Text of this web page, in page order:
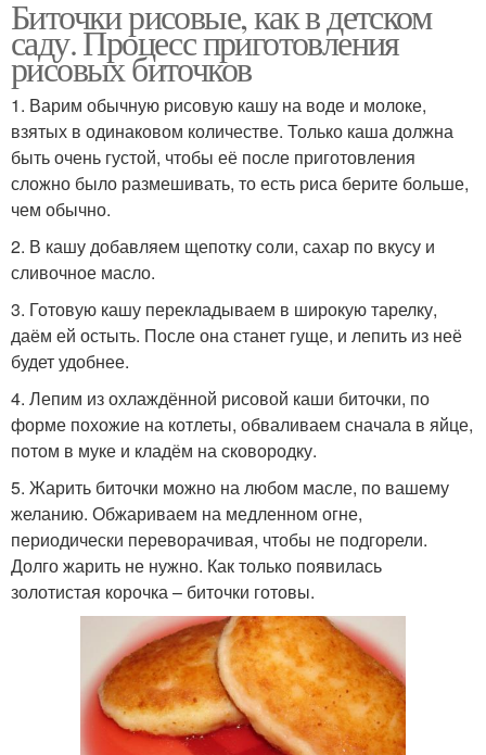
Биточки рисовые, как в детском
саду. Процесс приготовления
рисовых биточков
1. Варим обычную рисовую кашу на воде и молоке,
взятых в одинаковом количестве. Только каша должна
быть очень густой, чтобы её после приготовления
сложно было размешивать, то есть риса берите больше,
чем обычно.
2. В кашу добавляем щепотку соли, сахар по вкусу и
сливочное масло.
3. Готовую кашу перекладываем в широкую тарелку,
даём ей остыть. После она станет гуще, и лепить из неё
будет удобнее.
4. Лепим из охлаждённой рисовой каши биточки, по
форме похожие на котлеты, обваливаем сначала в яйце,
потом в муке и кладём на сковородку.
5. Жарить биточки можно на любом масле, по вашему
желанию. Обжариваем на медленном огне,
периодически переворачивая, чтобы не подгорели.
Долго жарить не нужно. Как только появилась
золотистая корочка – биточки готовы.